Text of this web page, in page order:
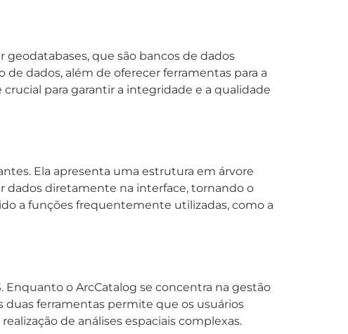
geodatabases, que são bancos de dados
dados, além de oferecer ferramentas para a
para garantir a integridade e a qualidade
Ela apresenta uma estrutura em árvore
dados diretamente na interface, tornando o
a funções frequentemente utilizadas, como a
o ArcCatalog se concentra na gestão
duas ferramentas permite que os usuários
de análises espaciais complexas.